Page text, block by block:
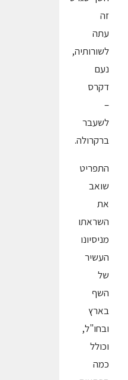
זה
עתה
לשורותיה,
נעם
דקרס
–
לשעבר
ברקרולה.
התפריט
שואב
את
השראתו
מניסיונו
העשיר
של
השף
בארץ
ובחו"ל,
וכולל
כמה